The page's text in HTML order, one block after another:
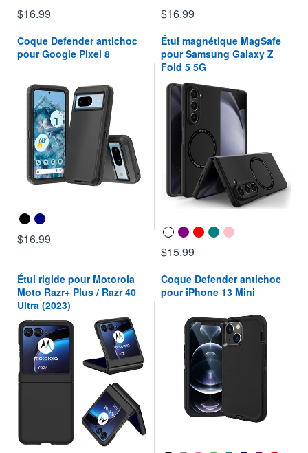
$16.99 $16.99
Coque Defender antichoc
pour Google Pixel 8
$16.99
Étui magnétique MagSafe
pour Samsung Galaxy Z
Fold 5 5G
$15.99
Étui rigide pour Motorola
Moto Razr+ Plus / Razr 40
Ultra (2023)
Coque Defender antichoc
pour iPhone 13 Mini